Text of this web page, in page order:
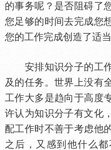
的事务呢？是否阻碍了
您足够的时间去完成您
您的工作完成创造了适
安排知识分子的工作
及的任务。世界上没有
工作大多是趋向于高度
许认为知识分子有文化
配工作时不善于考虑他
之后，又感到他什么